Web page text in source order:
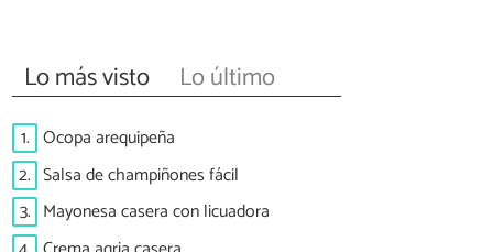
Lo más visto Lo último
1. Ocopa arequipeña
2. Salsa de champiñones fácil
3. Mayonesa casera con licuadora